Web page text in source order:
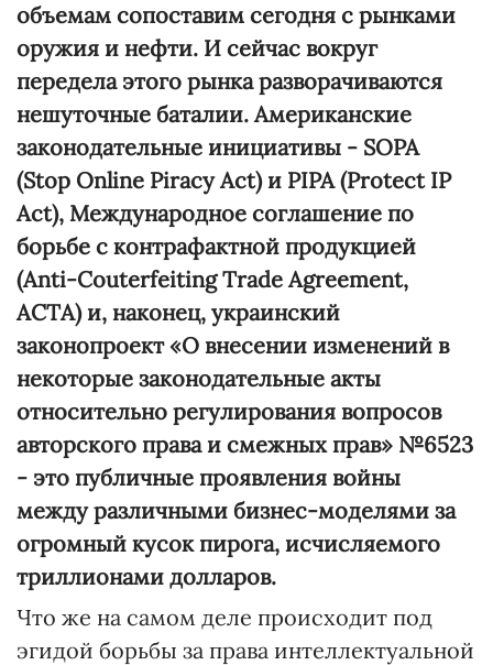
объемам сопоставим сегодня с рынками
оружия и нефти. И сейчас вокруг
передела этого рынка разворачиваются
нешуточные баталии. Американские
законодательные инициативы - SOPA
(Stop Online Piracy Act) и PIPA (Protect IP
Act), Международное соглашение по
борьбе с контрафактной продукцией
(Anti-Couterfeiting Trade Agreement,
ACTA) и, наконец, украинский
законопроект «О внесении изменений в
некоторые законодательные акты
относительно регулирования вопросов
авторского права и смежных прав» №6523
- это публичные проявления войны
между различными бизнес-моделями за
огромный кусок пирога, исчисляемого
триллионами долларов.
Что же на самом деле происходит под
эгидой борьбы за права интеллектуальной